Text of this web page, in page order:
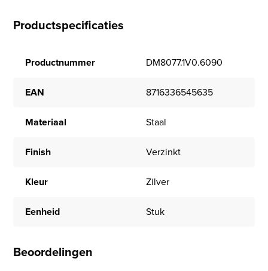
Productspecificaties
Productnummer DM8077.1V0.6090
EAN 8716336545635
Materiaal Staal
Finish Verzinkt
Kleur Zilver
Eenheid Stuk
Beoordelingen